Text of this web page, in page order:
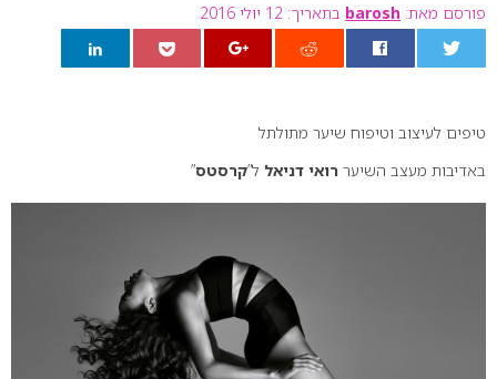
פורסם מאת: barosh בתאריך: 12 יולי 2016
טיפים לעיצוב וטיפוח שיער מתולתל
באדיבות מעצב השיער רואי דניאל ל”קרסטס”